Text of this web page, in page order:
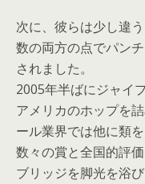
次に、彼らは少し違
数の両方の点でパン
されました。
2005年半ばにジャイ
アメリカのホップを
ール業界では他に類を
数々の賞と全国的評
ブリッジを脚光を浴